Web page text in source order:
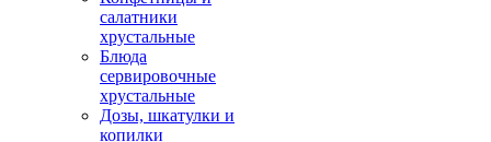
салатники
хрустальные
Блюда
сервировочные
хрустальные
Дозы, шкатулки и
копилки